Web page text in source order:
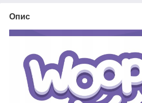
Опис